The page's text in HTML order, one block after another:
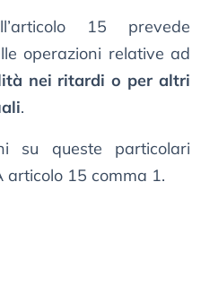
15 prevede
operazioni relative ad
nei ritardi o per altri
.
su queste particolari
articolo 15 comma 1.